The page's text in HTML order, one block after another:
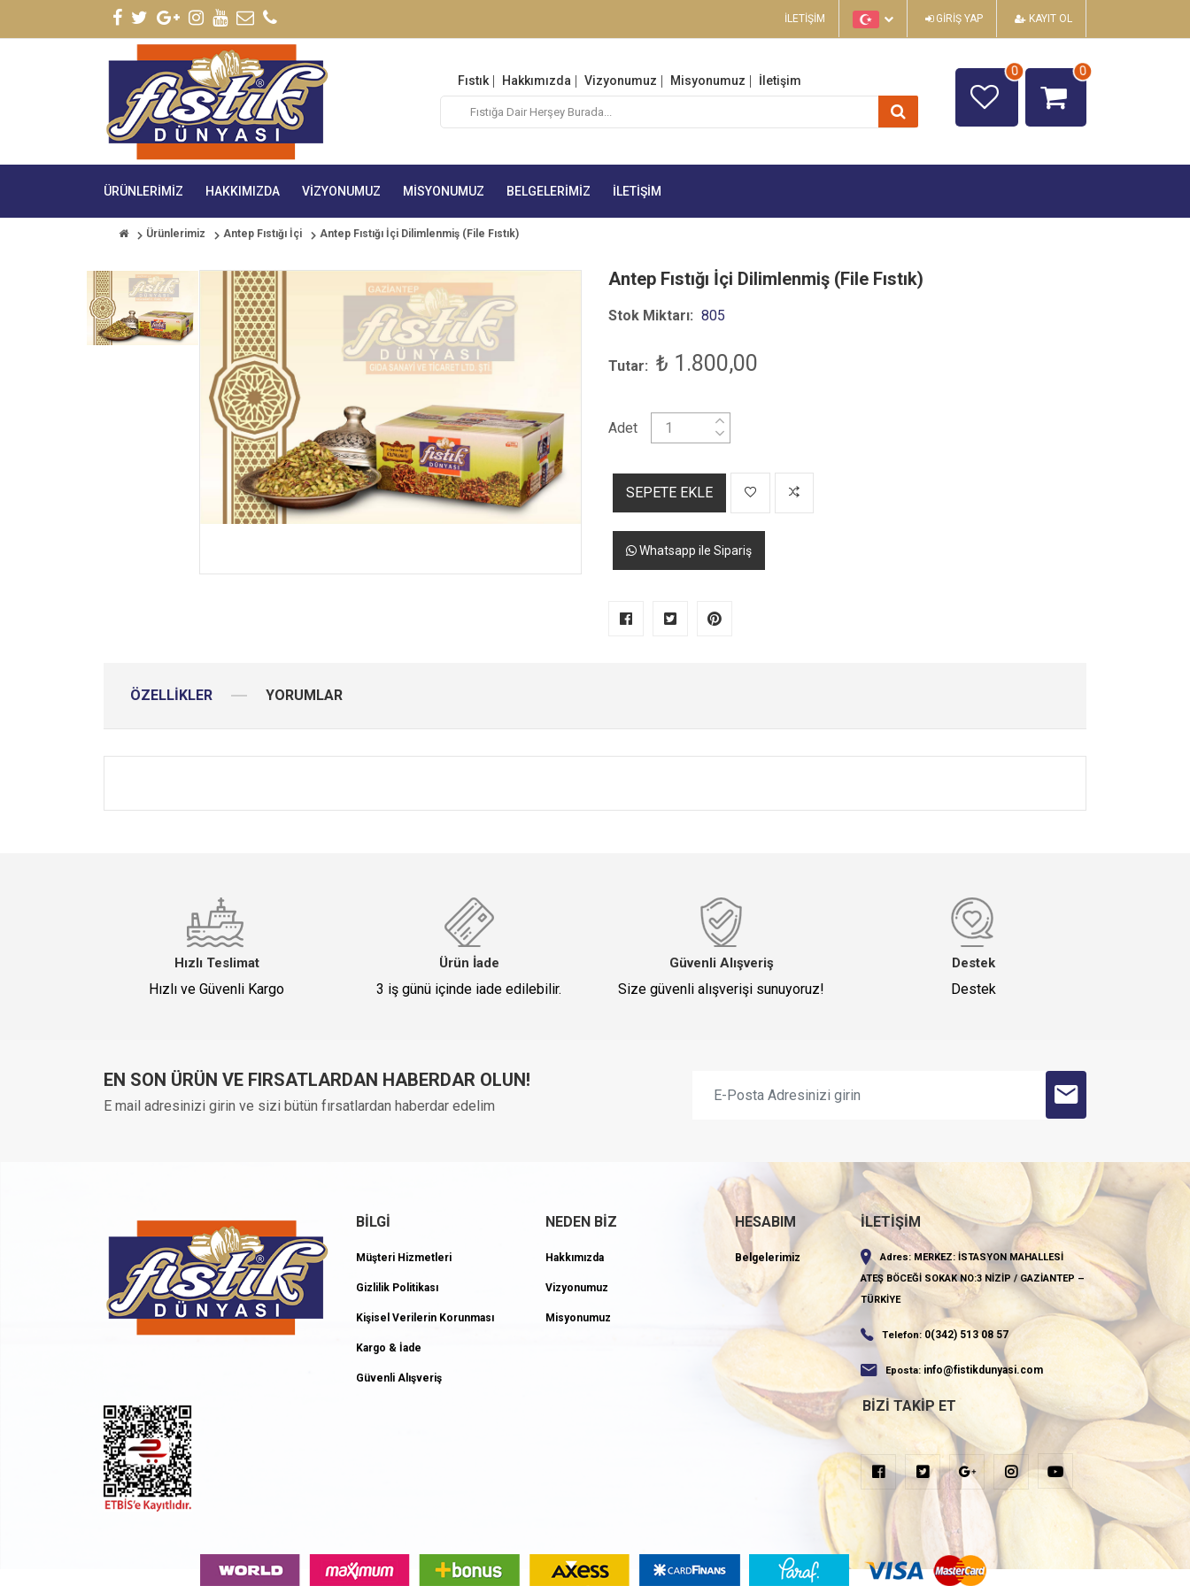
İLETIŞIM GIRIŞ YAP KAYIT OL
Fıstık Hakkımızda Vizyonumuz Misyonumuz İletişim 0 0
ÜRÜNLERIMIZ HAKKIMIZDA VIZYONUMUZ MISYONUMUZ BELGELERIMIZ İLETIŞIM
Ürünlerimiz Antep Fıstığı İçi Antep Fıstığı İçi Dilimlenmiş (File Fıstık)
Antep Fıstığı İçi Dilimlenmiş (File Fıstık)
Stok Miktarı: 805
Tutar: ₺ 1.800,00
Adet
SEPETE EKLE
Whatsapp ile Sipariş
ÖZELLİKLER YORUMLAR
Yorumunuz (1500)
Oylama
KAYDET
Hızlı Teslimat
Hızlı ve Güvenli Kargo
Ürün İade
3 iş günü içinde iade edilebilir.
Güvenli Alışveriş
Size güvenli alışverişi sunuyoruz!
Destek
Destek
EN SON ÜRÜN VE FIRSATLARDAN HABERDAR OLUN!
E mail adresinizi girin ve sizi bütün fırsatlardan haberdar edelim
BİLGİ
Müşteri Hizmetleri
Gizlilik Politikası
Kişisel Verilerin Korunması
Kargo & İade
Güvenli Alışveriş
NEDEN BİZ
Hakkımızda
Vizyonumuz
Misyonumuz
HESABIM
Belgelerimiz
İLETİŞİM
Adres: MERKEZ: İSTASYON MAHALLESİ
ATEŞ BÖCEĞİ SOKAK NO:3 NİZİP / GAZİANTEP –
TÜRKİYE
Telefon: 0(342) 513 08 57
Eposta: info@fistikdunyasi.com
BIZI TAKIP ET